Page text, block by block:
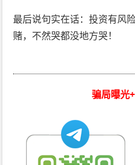
最后说句实在话：投资有风
赌，不然哭都没地方哭！
骗局曝光